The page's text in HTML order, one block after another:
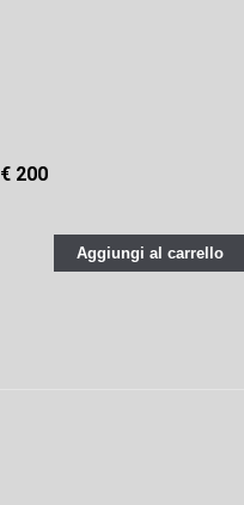
€ 200
Aggiungi al carrello